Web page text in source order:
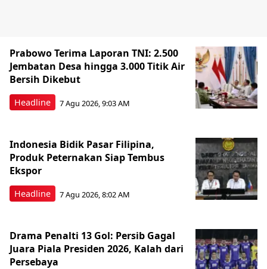
Headline
Prabowo Terima Laporan TNI: 2.500
Jembatan Desa hingga 3.000 Titik Air
Bersih Dikebut
7 Agu 2026, 9:03 AM
Headline
Indonesia Bidik Pasar Filipina,
Produk Peternakan Siap Tembus
Ekspor
7 Agu 2026, 8:02 AM
Drama Penalti 13 Gol: Persib Gagal
Juara Piala Presiden 2026, Kalah dari
Persebaya